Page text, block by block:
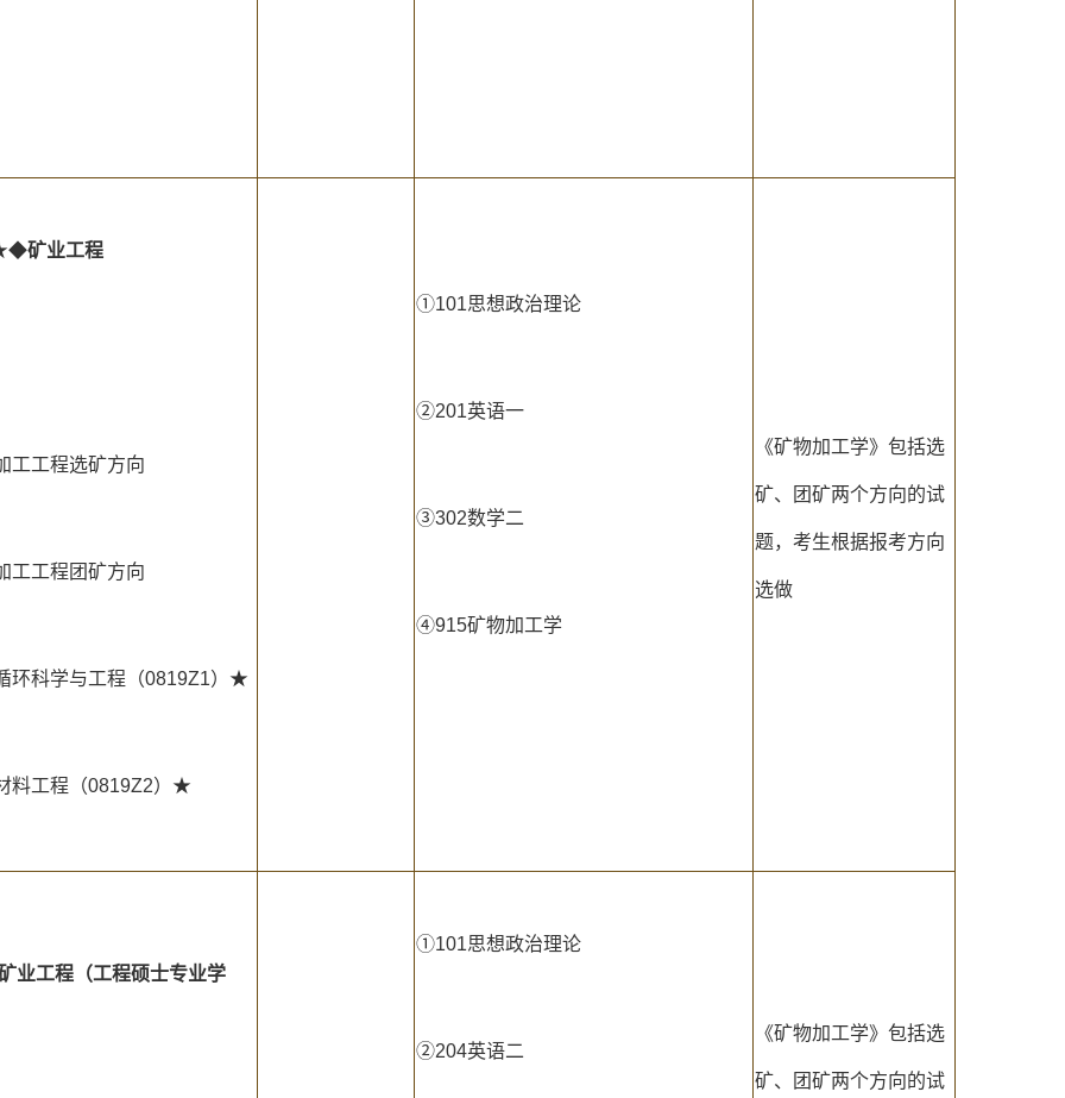
矿业工程
工工程选矿方向
工工程团矿方向
环科学与工程（0819Z1）★
料工程（0819Z2）★
①101思想政治理论
②201英语一
③302数学二
④915矿物加工学
《矿物加工学》包括选
矿、团矿两个方向的试
题，考生根据报考方向
选做
业工程（工程硕士专业学
①101思想政治理论
②204英语二
《矿物加工学》包括选
矿、团矿两个方向的试